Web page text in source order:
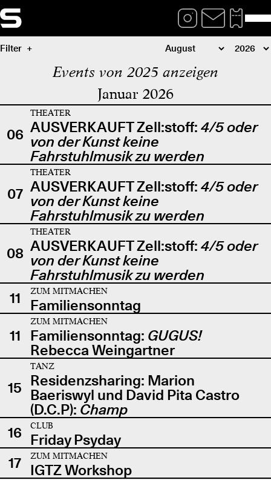
Filter
Events von 2025 anzeigen
Januar 2026
06
THEATER
AUSVERKAUFT Zell:stoff: 4/5 oder
von der Kunst keine
Fahrstuhlmusik zu werden
07
THEATER
AUSVERKAUFT Zell:stoff: 4/5 oder
von der Kunst keine
Fahrstuhlmusik zu werden
08
THEATER
AUSVERKAUFT Zell:stoff: 4/5 oder
von der Kunst keine
Fahrstuhlmusik zu werden
11
ZUM MITMACHEN
Familiensonntag
11
ZUM MITMACHEN
Familiensonntag: GUGUS!
Rebecca Weingartner
15
TANZ
Residenzsharing: Marion
Baeriswyl und David Pita Castro
(D.C.P): Champ
16
CLUB
Friday Psyday
17
ZUM MITMACHEN
IGTZ Workshop